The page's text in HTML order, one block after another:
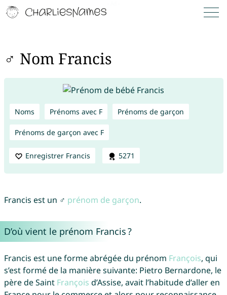
♂ Nom Francis
Noms Prénoms avec F Prénoms de garçon
Prénoms de garçon avec F
Enregistrer Francis 5271
Francis est un ♂ prénom de garçon.
D’où vient le prénom Francis ?
Francis est une forme abrégée du prénom François, qui
s’est formé de la manière suivante: Pietro Bernardone, le
père de Saint François d’Assise, avait l’habitude d’aller en